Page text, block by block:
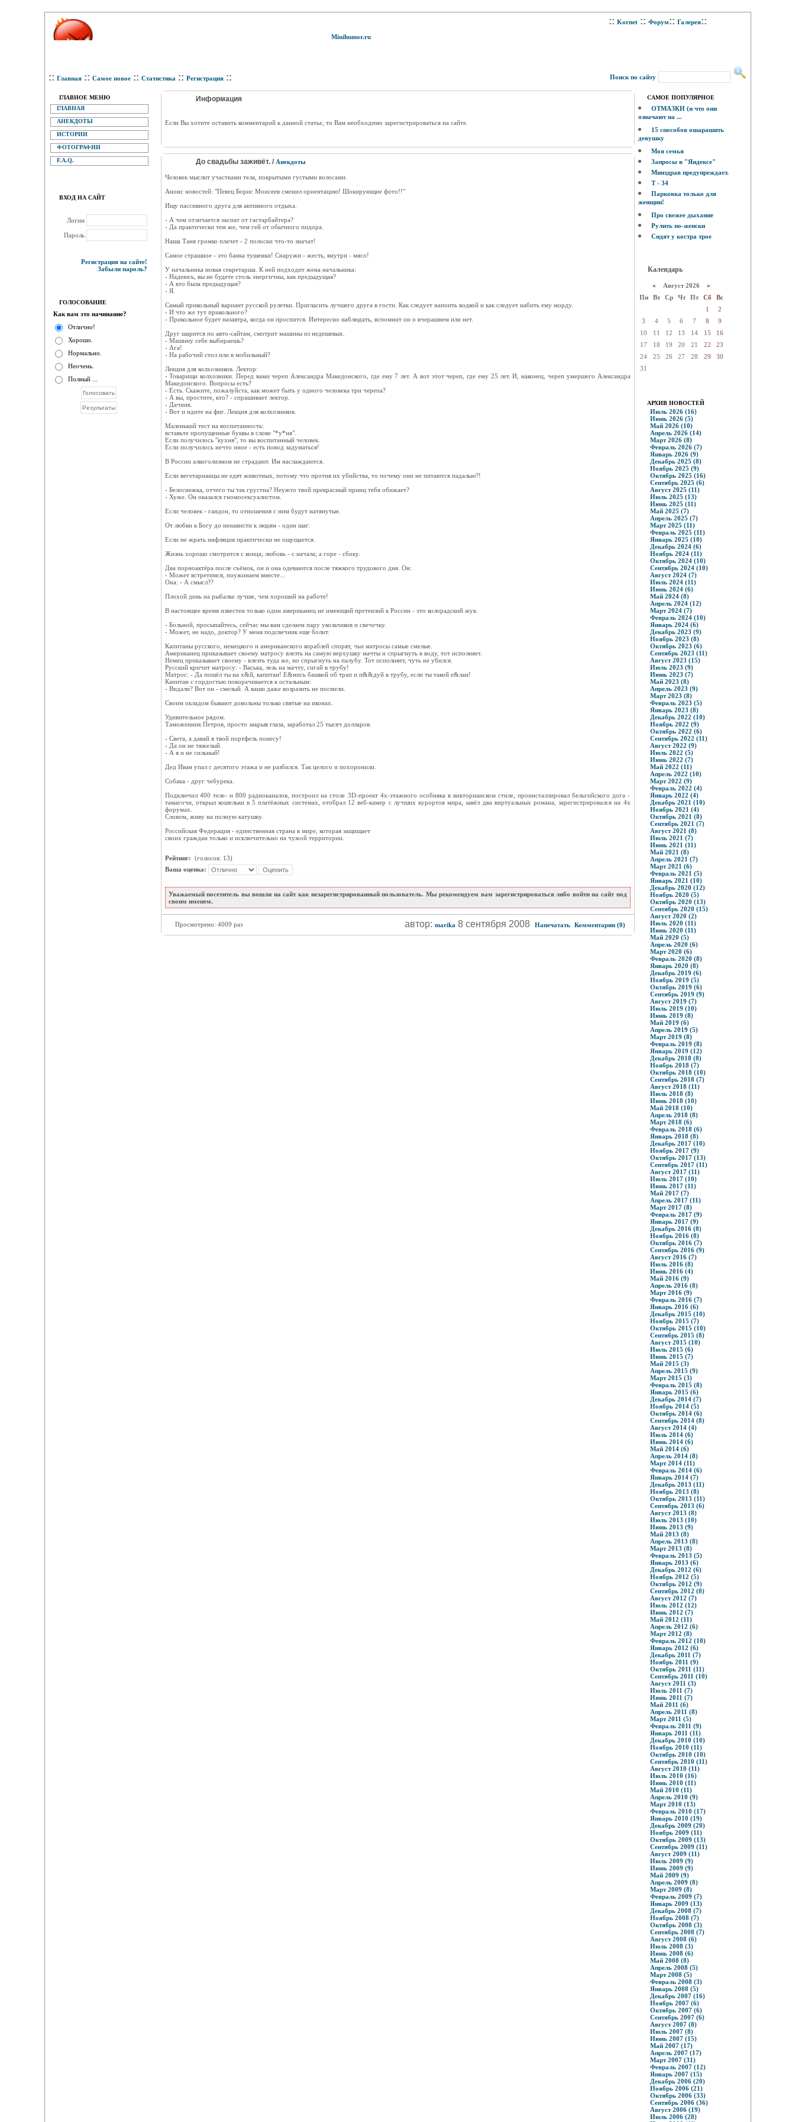
Minihumor.ru
:: Kornet :: Форум:: Галерея::
:: Главная :: Самое новое :: Статистика :: Регистрация :: Поиск по сайту
ГЛАВНОЕ МЕНЮ
ГЛАВНАЯ
АНЕКДОТЫ
ИСТОРИИ
ФОТОГРАФИИ
F.A.Q.
ВХОД НА САЙТ
Логин
Пароль
Регистрация на сайте!
Забыли пароль?
ГОЛОСОВАНИЕ
Как вам это начинание?
Отлично!
Хорошо.
Нормально.
Неочень.
Полный ...
Информация
Eсли Вы хотите оставить комментарий к данной статье, то Вам необходимо зарегистрироваться на сайте.
До свадьбы заживёт. / Анекдоты
Человек мыслит участками тела, покрытыми густыми волосами.
Анонс новостей: "Певец Борис Моисеев сменил ориентацию! Шокирующие фото!!"
Ищу пассивного друга для активного отдыха.
- А чем отличается экспат от гастарбайтера?
- Да практически тем же, чем гей от обычного пидора.
Наша Таня громко плачет - 2 полоски что-то значат!
Самое страшное - это банка тушенки! Снаружи - жесть, внутри - мясо!
У начальника новая секретарша. К ней подходит жена начальника:
- Надеюсь, вы не будете столь энергичны, как предыдущая?
- А кто была предыдущая?
- Я.
Самый прикольный вариант русской рулетки. Пригласить лучшего друга в гости. Как следует напоить водкой и как следует набить ему морду.
- И что же тут прикольного?
- Прикольное будет назавтра, когда он проспится. Интересно наблюдать, вспомнит он о вчерашнем или нет.
Друг шарится по авто-сайтам, смотрит машины из недешевых.
- Машину себе выбираешь?
- Ага!
- На рабочий стол или в мобильный?
Лекция для колхозников. Лектор:
- Товарищи колхозники. Перед вами череп Александра Македонского, где ему 7 лет. А вот этот череп, где ему 25 лет. И, наконец, череп умершего Александра
Македонского. Вопросы есть?
- Есть. Скажите, пожалуйста, как может быть у одного человека три черепа?
- А вы, простите, кто? - спрашивает лектор.
- Дачник.
- Вот и идите на фиг. Лекция для колхозников.
Маленький тест на воспитанность:
вставьте пропущенные буквы в слове "*у*ня".
Если получилось "кухня", то вы воспитанный человек.
Если получилось нечто иное - есть повод задуматься!
В России алкоголизмом не страдают. Им наслаждаются.
Если вегетарианцы не едят животных, потому что против их убийства, то почему они не питаются падалью?!
- Белоснежка, отчего ты так грустна? Неужто твой прекрасный принц тебя обижает?
- Хуже. Он оказался гномосексуалистом.
Если человек - гандон, то отношения с ним будут натянутые.
От любви к Богу до ненависти к людям - один шаг.
Если не жрать инфляция практически не ощущается.
Жизнь хорошо смотрится с конца; любовь - с начала; а горе - сбоку.
Два порноактёра после съёмок, он и она одеваются после тяжкого трудового дня. Он:
- Может встретимся, поужинаем вместе...
Она: - А смысл??
Плохой день на рыбалке лучше, чем хороший на работе!
В настоящее время известен только один американец не имеющий претензий к России - это колорадский жук.
- Больной, просыпайтесь, сейчас мы вам сделаем пару укольчиков и свечечку.
- Может, не надо, доктор? У меня подсвечник еще болит.
Капитаны русского, немецкого и американского кораблей спорят, чьи матросы самые смелые.
Американец приказывает своему матросу влезть на самую верхушку мачты и спрыгнуть в воду, тот исполняет.
Немец приказывает своему - влезть туда же, но спрыгнуть на палубу. Тот исполняет, чуть не убился.
Русский кричит матросу: - Васька, лезь на мачту, сигай в трубу!
Матрос: - Да пошёл ты на х&й, капитан! Е&нись башкой об трап и п&&дуй в трубу, если ты такой е&лан!
Капитан с гордостью поворачивается к остальным:
- Видали? Вот он - смелый. А ваши даже возразить не посмели.
Своим окладом бывают довольны только святые на иконах.
Удивительное рядом.
Таможенник Петров, просто закрыв глаза, заработал 25 тысяч долларов.
- Света, а давай я твой портфель понесу!
- Да он не тяжелый.
- А я и не сильный!
Дед Иван упал с десятого этажа и не разбился. Так целого и похоронили.
Собака - друг чебурека.
Подключил 400 теле- и 800 радиоканалов, построил на столе 3D-проект 4х-этажного особняка в викторианском стиле, проинсталлировал бельгийского дога -
тамагочи, открыл кошельки в 5 платёжных системах, отобрал 12 веб-камер с лучших курортов мира, завёл два виртуальных романа, зарегистрировался на 4х
форумах.
Словом, живу на полную катушку.
Российская Федерация - единственная страна в мире, которая защищает
своих граждан только и исключительно на чужой территории.
Рейтинг: (голосов: 13)
Ваша оценка:
Уважаемый посетитель вы вошли на сайт как незарегистрированный пользователь. Мы рекомендуем вам зарегистрироваться либо войти на сайт под
своим именем.
Просмотрено: 4009 раз автор: marika 8 сентября 2008 Напечатать Комментарии (0)
САМОЕ ПОПУЛЯРНОЕ
ОТМАЗКИ (и что они
означают на ...
15 способов ошарашить
девушку
Моя семья
Запросы в "Яндексе"
Минздрав предупреждает.
Т - 34
Парковка только для
женщин!
Про свежее дыхание
Рулить по-женски
Сидят у костра трое
Календарь
« Август 2026 »
Пн
Вт Ср Чт Пт Сб
Вс
1
2
3
4 5 6 7 8
9
10
11 12 13 14 15
16
17
18 19 20 21 22
23
24
25 26 27 28 29
30
31
АРХИВ НОВОСТЕЙ
Июль 2026 (16)
Июнь 2026 (5)
Май 2026 (10)
Апрель 2026 (14)
Март 2026 (8)
Февраль 2026 (7)
Январь 2026 (9)
Декабрь 2025 (8)
Ноябрь 2025 (9)
Октябрь 2025 (16)
Сентябрь 2025 (6)
Август 2025 (11)
Июль 2025 (13)
Июнь 2025 (11)
Май 2025 (7)
Апрель 2025 (7)
Март 2025 (11)
Февраль 2025 (11)
Январь 2025 (10)
Декабрь 2024 (6)
Ноябрь 2024 (11)
Октябрь 2024 (10)
Сентябрь 2024 (10)
Август 2024 (7)
Июль 2024 (11)
Июнь 2024 (6)
Май 2024 (8)
Апрель 2024 (12)
Март 2024 (7)
Февраль 2024 (10)
Январь 2024 (6)
Декабрь 2023 (9)
Ноябрь 2023 (8)
Октябрь 2023 (6)
Сентябрь 2023 (11)
Август 2023 (15)
Июль 2023 (9)
Июнь 2023 (7)
Май 2023 (8)
Апрель 2023 (9)
Март 2023 (8)
Февраль 2023 (5)
Январь 2023 (8)
Декабрь 2022 (10)
Ноябрь 2022 (9)
Октябрь 2022 (6)
Сентябрь 2022 (11)
Август 2022 (9)
Июль 2022 (5)
Июнь 2022 (7)
Май 2022 (11)
Апрель 2022 (10)
Март 2022 (9)
Февраль 2022 (4)
Январь 2022 (4)
Декабрь 2021 (10)
Ноябрь 2021 (4)
Октябрь 2021 (8)
Сентябрь 2021 (7)
Август 2021 (8)
Июль 2021 (7)
Июнь 2021 (11)
Май 2021 (8)
Апрель 2021 (7)
Март 2021 (6)
Февраль 2021 (5)
Январь 2021 (10)
Декабрь 2020 (12)
Ноябрь 2020 (5)
Октябрь 2020 (13)
Сентябрь 2020 (15)
Август 2020 (2)
Июль 2020 (11)
Июнь 2020 (11)
Май 2020 (5)
Апрель 2020 (6)
Март 2020 (6)
Февраль 2020 (8)
Январь 2020 (8)
Декабрь 2019 (6)
Ноябрь 2019 (5)
Октябрь 2019 (6)
Сентябрь 2019 (9)
Август 2019 (7)
Июль 2019 (10)
Июнь 2019 (8)
Май 2019 (6)
Апрель 2019 (5)
Март 2019 (8)
Февраль 2019 (8)
Январь 2019 (12)
Декабрь 2018 (8)
Ноябрь 2018 (7)
Октябрь 2018 (10)
Сентябрь 2018 (7)
Август 2018 (11)
Июль 2018 (8)
Июнь 2018 (10)
Май 2018 (10)
Апрель 2018 (8)
Март 2018 (6)
Февраль 2018 (6)
Январь 2018 (8)
Декабрь 2017 (10)
Ноябрь 2017 (9)
Октябрь 2017 (13)
Сентябрь 2017 (11)
Август 2017 (11)
Июль 2017 (10)
Июнь 2017 (11)
Май 2017 (7)
Апрель 2017 (11)
Март 2017 (8)
Февраль 2017 (9)
Январь 2017 (9)
Декабрь 2016 (8)
Ноябрь 2016 (8)
Октябрь 2016 (7)
Сентябрь 2016 (9)
Август 2016 (7)
Июль 2016 (8)
Июнь 2016 (4)
Май 2016 (9)
Апрель 2016 (8)
Март 2016 (9)
Февраль 2016 (7)
Январь 2016 (6)
Декабрь 2015 (10)
Ноябрь 2015 (7)
Октябрь 2015 (10)
Сентябрь 2015 (8)
Август 2015 (10)
Июль 2015 (6)
Июнь 2015 (7)
Май 2015 (3)
Апрель 2015 (9)
Март 2015 (3)
Февраль 2015 (8)
Январь 2015 (6)
Декабрь 2014 (7)
Ноябрь 2014 (5)
Октябрь 2014 (6)
Сентябрь 2014 (8)
Август 2014 (4)
Июль 2014 (6)
Июнь 2014 (6)
Май 2014 (6)
Апрель 2014 (8)
Март 2014 (11)
Февраль 2014 (6)
Январь 2014 (7)
Декабрь 2013 (11)
Ноябрь 2013 (8)
Октябрь 2013 (11)
Сентябрь 2013 (6)
Август 2013 (8)
Июль 2013 (10)
Июнь 2013 (9)
Май 2013 (8)
Апрель 2013 (8)
Март 2013 (8)
Февраль 2013 (5)
Январь 2013 (6)
Декабрь 2012 (6)
Ноябрь 2012 (5)
Октябрь 2012 (9)
Сентябрь 2012 (8)
Август 2012 (7)
Июль 2012 (12)
Июнь 2012 (7)
Май 2012 (11)
Апрель 2012 (6)
Март 2012 (8)
Февраль 2012 (10)
Январь 2012 (6)
Декабрь 2011 (7)
Ноябрь 2011 (9)
Октябрь 2011 (11)
Сентябрь 2011 (10)
Август 2011 (3)
Июль 2011 (7)
Июнь 2011 (7)
Май 2011 (6)
Апрель 2011 (8)
Март 2011 (5)
Февраль 2011 (9)
Январь 2011 (11)
Декабрь 2010 (10)
Ноябрь 2010 (11)
Октябрь 2010 (10)
Сентябрь 2010 (11)
Август 2010 (11)
Июль 2010 (16)
Июнь 2010 (11)
Май 2010 (11)
Апрель 2010 (9)
Март 2010 (13)
Февраль 2010 (17)
Январь 2010 (19)
Декабрь 2009 (20)
Ноябрь 2009 (11)
Октябрь 2009 (13)
Сентябрь 2009 (11)
Август 2009 (11)
Июль 2009 (9)
Июнь 2009 (9)
Май 2009 (9)
Апрель 2009 (8)
Март 2009 (8)
Февраль 2009 (7)
Январь 2009 (13)
Декабрь 2008 (7)
Ноябрь 2008 (7)
Октябрь 2008 (3)
Сентябрь 2008 (7)
Август 2008 (6)
Июль 2008 (3)
Июнь 2008 (6)
Май 2008 (8)
Апрель 2008 (5)
Март 2008 (5)
Февраль 2008 (3)
Январь 2008 (5)
Декабрь 2007 (16)
Ноябрь 2007 (6)
Октябрь 2007 (6)
Сентябрь 2007 (6)
Август 2007 (8)
Июль 2007 (8)
Июнь 2007 (15)
Май 2007 (17)
Апрель 2007 (17)
Март 2007 (31)
Февраль 2007 (12)
Январь 2007 (15)
Декабрь 2006 (20)
Ноябрь 2006 (21)
Октябрь 2006 (33)
Сентябрь 2006 (36)
Август 2006 (19)
Июль 2006 (28)